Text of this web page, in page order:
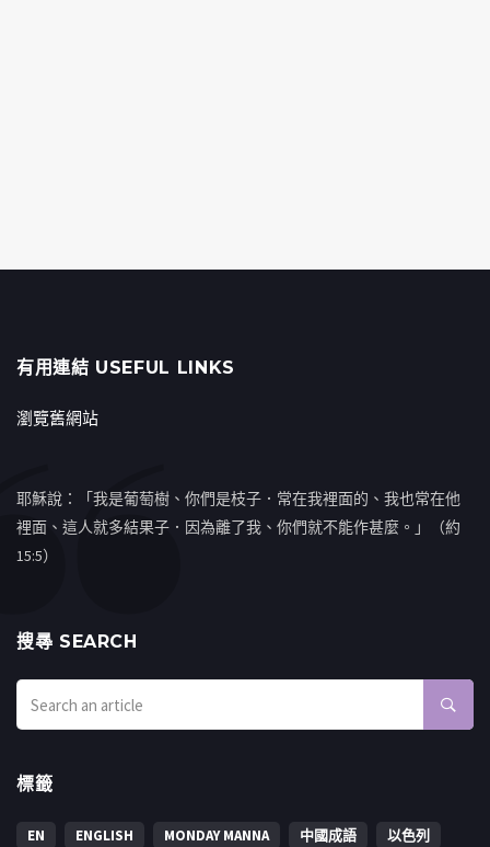
有用連結 USEFUL LINKS
瀏覽舊網站
耶穌說：「我是葡萄樹、你們是枝子．常在我裡面的、我也常在他
裡面、這人就多結果子．因為離了我、你們就不能作甚麼。」（約
15:5）
搜㝷 SEARCH
標籤
EN ENGLISH MONDAY MANNA 中國成語
以色列